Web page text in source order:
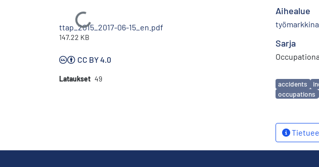
Ladataan...
ttap_2015_2017-06-15_en.pdf
147.22 KB
CC BY 4.0
Lataukset 49
Aihealue
Sarja
Avainsanat
accidents
occupations